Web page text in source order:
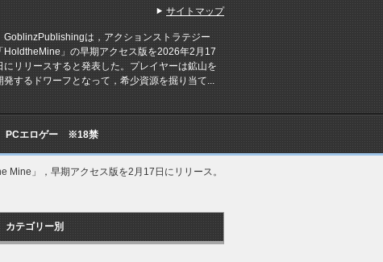
GoblinzPublishingは，アクションストラテジー
「HoldtheMine」の早期アクセス版を2026年2月17
にリリースすると発表した。プレイヤーは鉱山を
発するドワーフとなって，希少資源を掘り当て...
PCエロゲー ※18禁
Mine」，早期アクセス版を2月17日にリリース。
カテゴリー別
サイトマップ